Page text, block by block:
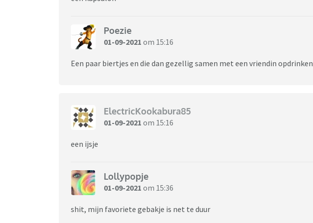
Poezie
01-09-2021 om 15:16
Een paar biertjes en die dan gezellig samen met een vriendin opdrinken
ElectricKookabura85
01-09-2021 om 15:16
een ijsje
Lollypopje
01-09-2021 om 15:36
shit, mijn favoriete gebakje is net te duur